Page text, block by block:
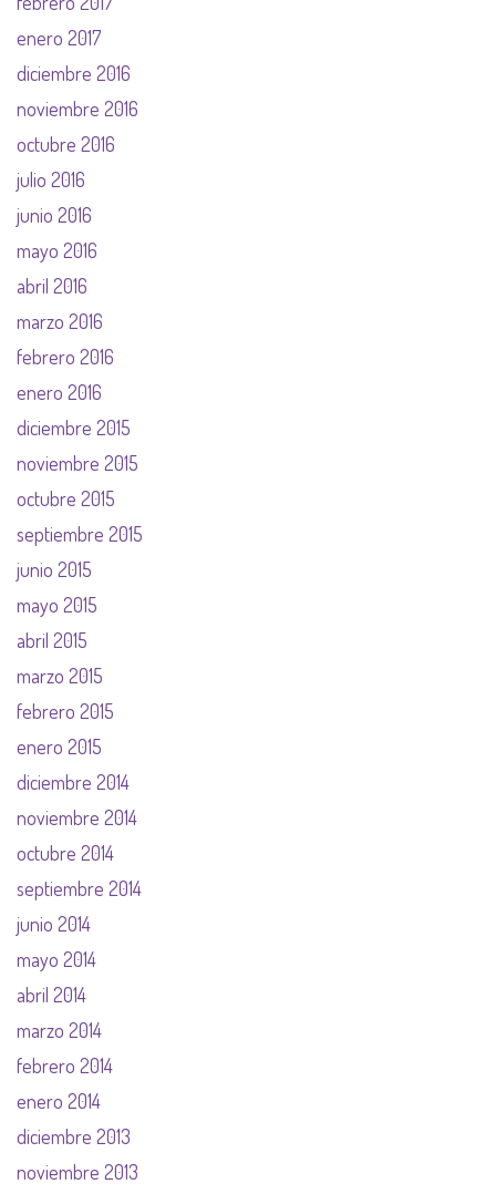
enero 2017
diciembre 2016
noviembre 2016
octubre 2016
julio 2016
junio 2016
mayo 2016
abril 2016
marzo 2016
febrero 2016
enero 2016
diciembre 2015
noviembre 2015
octubre 2015
septiembre 2015
junio 2015
mayo 2015
abril 2015
marzo 2015
febrero 2015
enero 2015
diciembre 2014
noviembre 2014
octubre 2014
septiembre 2014
junio 2014
mayo 2014
abril 2014
marzo 2014
febrero 2014
enero 2014
diciembre 2013
noviembre 2013